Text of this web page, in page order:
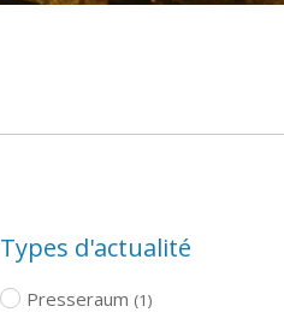
Types d'actualité
Presseraum (1)